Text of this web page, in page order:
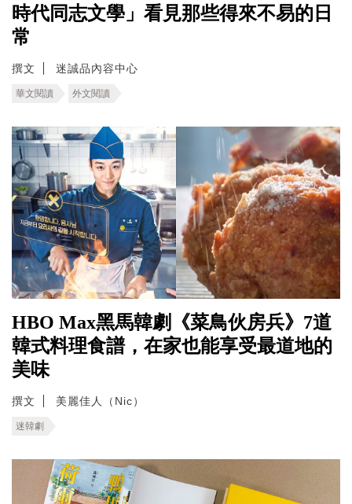
時代同志文學」看見那些得來不易的日
常
撰文 迷誠品內容中心
華文閱讀 外文閱讀
HBO Max黑馬韓劇《菜鳥伙房兵》7道
韓式料理食譜，在家也能享受最道地的
美味
撰文 美麗佳人（Nic）
迷韓劇